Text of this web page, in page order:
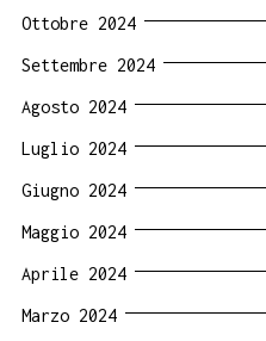
Ottobre 2024
Settembre 2024
Agosto 2024
Luglio 2024
Giugno 2024
Maggio 2024
Aprile 2024
Marzo 2024